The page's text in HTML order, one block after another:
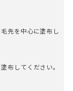
先を中心に塗布し
布してください。